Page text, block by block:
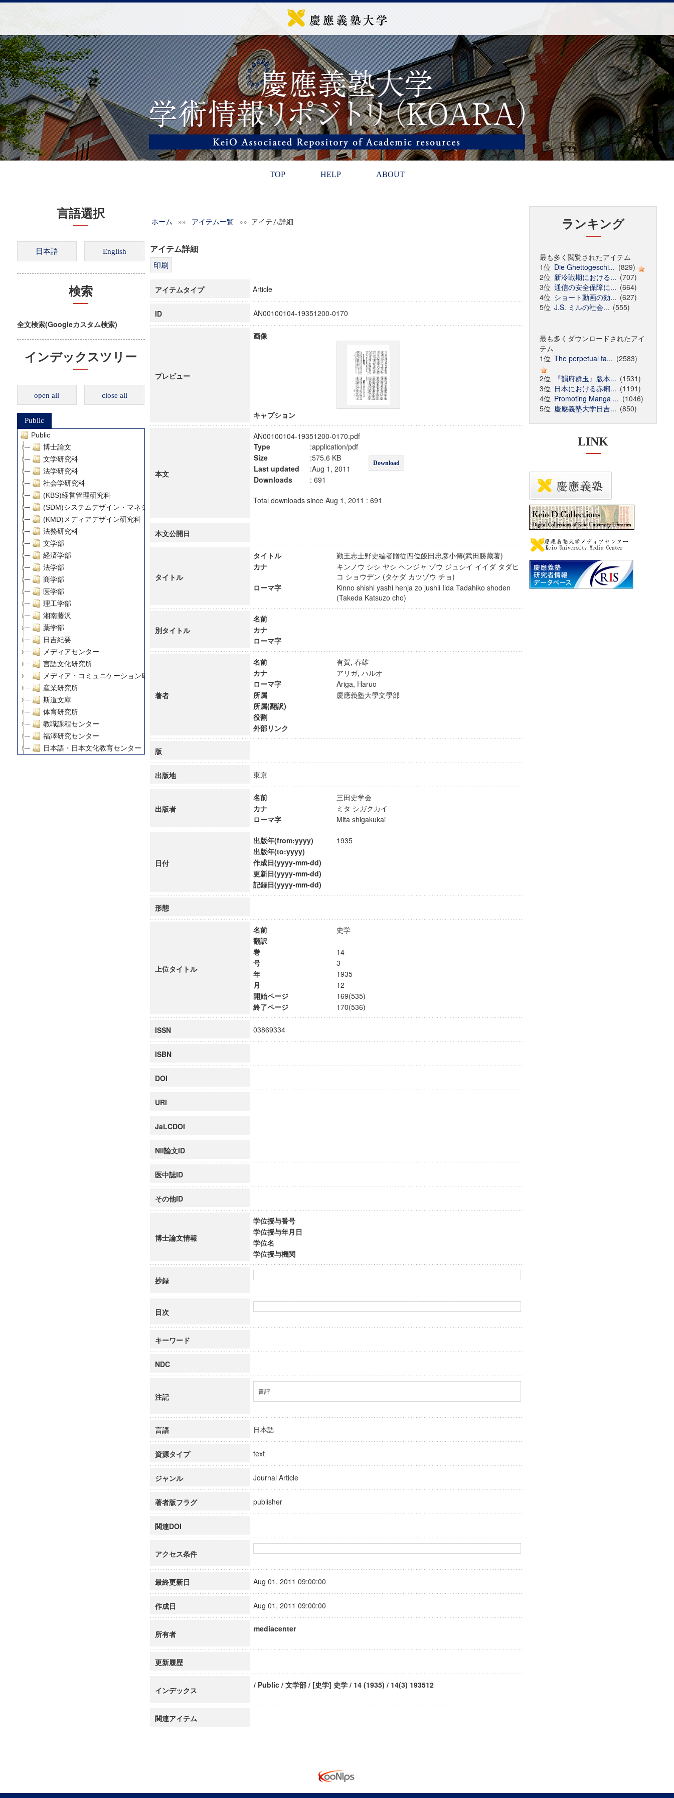
TOP HELP ABOUT
言語選択
検索
全文検索(Googleカスタム検索)
インデックスツリー
open all close all
Public
Public
博士論文
文学研究科
法学研究科
社会学研究科
(KBS)経営管理研究科
(SDM)システムデザイン・マネジメント研究科
(KMD)メディアデザイン研究科
法務研究科
文学部
経済学部
法学部
商学部
医学部
理工学部
湘南藤沢
薬学部
日吉紀要
メディアセンター
言語文化研究所
メディア・コミュニケーション研究所
産業研究所
斯道文庫
体育研究所
教職課程センター
福澤研究センター
日本語・日本文化教育センター
慶應義塾大学グローバルCOEプログラム市民社会ガバナンス教育研究センター
慶應義塾大学グローバルCOEプログラム論理と感性の先端的教育研究拠点
博士課程教育リーディングプログラム「超成熟社会発展のサイエンス」
ホーム »» アイテム一覧 »» アイテム詳細
アイテム詳細
アイテムタイプ Article
ID AN00100104-19351200-0170
プレビュー
画像
キャプション
本文
AN00100104-19351200-0170.pdf
Type
:application/pdf
Download
Size
:575.6 KB
Last updated
:Aug 1, 2011
Downloads
: 691
Total downloads since Aug 1, 2011 : 691
本文公開日
タイトル
タイトル
勤王志士野史編者贈從四位飯田忠彦小傳(武田勝藏著)
カナ
キンノウ シシ ヤシ ヘンジャ ゾウ ジュシイ イイダ タダヒ
コ ショウデン (タケダ カツゾウ チョ)
ローマ字
Kinno shishi yashi henja zo jushii Iida Tadahiko shoden
(Takeda Katsuzo cho)
別タイトル
名前
カナ
ローマ字
著者
名前
有賀, 春雄
カナ
アリガ, ハルオ
ローマ字
Ariga, Haruo
所属
慶應義塾大學文學部
所属(翻訳)
役割
外部リンク
版
出版地 東京
出版者
名前
三田史学会
カナ
ミタ シガクカイ
ローマ字
Mita shigakukai
日付
出版年(from:yyyy)
1935
出版年(to:yyyy)
作成日(yyyy-mm-dd)
更新日(yyyy-mm-dd)
記録日(yyyy-mm-dd)
形態
上位タイトル
名前
史学
翻訳
巻
14
号
3
年
1935
月
12
開始ページ
169(535)
終了ページ
170(536)
ISSN 03869334
ISBN
DOI
URI
JaLCDOI
NII論文ID
医中誌ID
その他ID
博士論文情報
学位授与番号
学位授与年月日
学位名
学位授与機関
抄録
目次
キーワード
NDC
注記
書評
言語 日本語
資源タイプ text
ジャンル Journal Article
著者版フラグ publisher
関連DOI
アクセス条件
最終更新日 Aug 01, 2011 09:00:00
作成日 Aug 01, 2011 09:00:00
所有者
mediacenter
更新履歴
インデックス
/ Public / 文学部 / [史学] 史学 / 14 (1935) / 14(3) 193512
関連アイテム
ランキング
最も多く閲覧されたアイテム
1位 Die Ghettogeschi... (829)
2位 新冷戦期における... (707)
3位 通信の安全保障に... (664)
4位 ショート動画の効... (627)
5位 J.S. ミルの社会... (555)
最も多くダウンロードされたアイ
テム
1位 The perpetual fa... (2583)
2位
『韻府群玉』版本... (1531)
3位 日本における赤痢... (1191)
4位 Promoting Manga ... (1046)
5位 慶應義塾大学日吉... (850)
LINK